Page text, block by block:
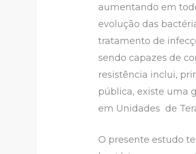
aumentando em
evolução das
tratamento de
sendo capazes de
resistência inclui,
pública, existe uma
em Unidades de
O presente estudo